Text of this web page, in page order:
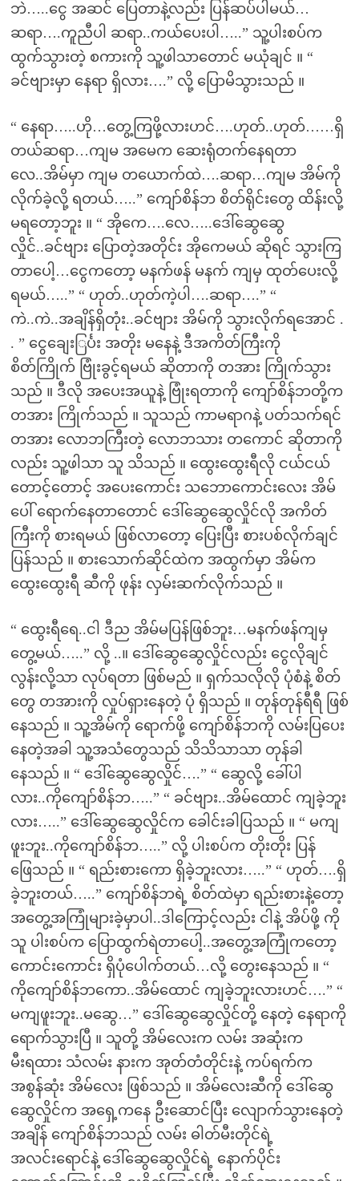
ဘဲ…..ငွေ အဆင် ပြေတာနဲ့လည်း ပြန်ဆပ်ပါမယ်…
ဆရာ….ကူညီပါ ဆရာ..ကယ်ပေးပါ…..” သူ့ပါးစပ်က
ထွက်သွားတဲ့ စကားကို သူ့ဖါသာတောင် မယုံချင် ။ “
ခင်ဗျားမှာ နေရာ ရှိလား….” လို့ ပြောမိသွားသည် ။
“ နေရာ…..ဟို…တွေ့ကြဖို့လားဟင်….ဟုတ်..ဟုတ်……ရှိ
တယ်ဆရာ…ကျမ အမေက ဆေးရုံတက်နေရတာ
လေ..အိမ်မှာ ကျမ တယောက်ထဲ….ဆရာ…ကျမ အိမ်ကို
လိုက်ခဲ့လို့ ရတယ်…..” ကျော်စိန်ဘ စိတ်ရိုင်းတွေ ထိန်းလို့
မရတော့ဘူး ။ “ အိုကေ….လေ…..ဒေါ်ဆွေဆွေ
လှိုင်..ခင်ဗျား ပြောတဲ့အတိုင်း အိုကေမယ် ဆိုရင် သွားကြ
တာပေါ့…ငွေကတော့ မနက်ဖန် မနက် ကျမှ ထုတ်ပေးလို့
ရမယ်…..” “ ဟုတ်..ဟုတ်ကဲ့ပါ….ဆရာ….” “
ကဲ..ကဲ..အချိန်ရှိတုံး..ခင်ဗျား အိမ်ကို သွားလိုက်ရအောင် .
. ” ငွေချေးြင်္ပး အတိုး မနေနဲ့ ဒီအကိတ်ကြီးကို
စိတ်ကြိုက် ဗြုံးခွင့်ရမယ် ဆိုတာကို တအား ကြိုက်သွား
သည် ။ ဒီလို အပေးအယူနဲ့ ဗြုံးရတာကို ကျော်စိန်ဘတို့က
တအား ကြိုက်သည် ။ သူသည် ကာမရာဂနဲ့ ပတ်သက်ရင်
တအား လောဘကြီးတဲ့ လောဘသား တကောင် ဆိုတာကို
လည်း သူ့ဖါသာ သူ သိသည် ။ ထွေးထွေးရီလို ငယ်ငယ်
တောင့်တောင့် အပေးကောင်း သဘောကောင်းလေး အိမ်
ပေါ် ရောက်နေတာတောင် ဒေါ်ဆွေဆွေလှိုင်လို အကိတ်
ကြီးကို စားရမယ် ဖြစ်လာတော့ ပြေးပြီး စားပစ်လိုက်ချင်
ပြန်သည် ။ စားသောက်ဆိုင်ထဲက အထွက်မှာ အိမ်က
ထွေးထွေးရီ ဆီကို ဖုန်း လှမ်းဆက်လိုက်သည် ။
“ ထွေးရီရေ..ငါ ဒီည အိမ်မပြန်ဖြစ်ဘူး…မနက်ဖန်ကျမှ
တွေ့မယ်…..” လို့ ..။ ဒေါ်ဆွေဆွေလှိုင်လည်း ငွေလိုချင်
လွန်းလို့သာ လုပ်ရတာ ဖြစ်မည် ။ ရှက်သလိုလို ပုံစံနဲ့ စိတ်
တွေ တအားကို လှုပ်ရှားနေတဲ့ ပုံ ရှိသည် ။ တုန်တုန်ရီရီ ဖြစ်
နေသည် ။ သူ့အိမ်ကို ရောက်ဖို့ ကျော်စိန်ဘကို လမ်းပြပေး
နေတဲ့အခါ သူ့အသံတွေသည် သိသိသာသာ တုန်ခါ
နေသည် ။ “ ဒေါ်ဆွေဆွေလှိုင်….” “ ဆွေလို့ ခေါ်ပါ
လား..ကိုကျော်စိန်ဘ…..” “ ခင်ဗျား..အိမ်ထောင် ကျခဲ့ဘူး
လား…..” ဒေါ်ဆွေဆွေလှိုင်က ခေါင်းခါပြသည် ။ “ မကျ
ဖူးဘူး..ကိုကျော်စိန်ဘ…..” လို့ ပါးစပ်က တိုးတိုး ပြန်
ဖြေသည် ။ “ ရည်းစားကော ရှိခဲ့ဘူးလား…..” “ ဟုတ်….ရှိ
ခဲ့ဘူးတယ်…..” ကျော်စိန်ဘရဲ့ စိတ်ထဲမှာ ရည်းစားနဲ့တော့
အတွေ့အကြုံများခဲ့မှာပါ..ဒါကြောင့်လည်း ငါနဲ့ အိပ်ဖို့ ကို
သူ ပါးစပ်က ပြောထွက်ရဲတာပေါ့..အတွေ့အကြုံကတော့
ကောင်းကောင်း ရှိပုံပေါက်တယ်…လို့ တွေးနေသည် ။ “
ကိုကျော်စိန်ဘကော..အိမ်ထောင် ကျခဲ့ဘူးလားဟင်….” “
မကျဖူးဘူး..မဆွေ…” ဒေါ်ဆွေဆွေလှိုင်တို့ နေတဲ့ နေရာကို
ရောက်သွားပြီ ။ သူတို့ အိမ်လေးက လမ်း အဆုံးက
မီးရထား သံလမ်း နားက အုတ်တံတိုင်းနဲ့ ကပ်ရက်က
အစွန်ဆုံး အိမ်လေး ဖြစ်သည် ။ အိမ်လေးဆီကို ဒေါ်ဆွေ
ဆွေလှိုင်က အရှေ့ကနေ ဦးဆောင်ပြီး လျောက်သွားနေတဲ့
အချိန် ကျော်စိန်ဘသည် လမ်း ဓါတ်မီးတိုင်ရဲ့
အလင်းရောင်နဲ့ ဒေါ်ဆွေဆွေလှိုင်ရဲ့ နောက်ပိုင်း